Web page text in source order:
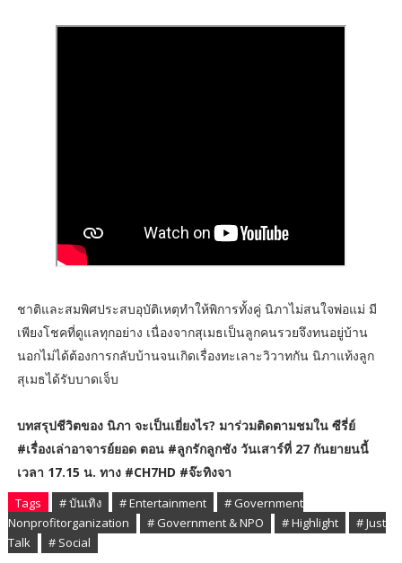
ชาติและสมพิศประสบอุบัติเหตุทำให้พิการทั้งคู่ นิภาไม่สนใจพ่อแม่ มี
เพียงโชคที่ดูแลทุกอย่าง เนื่องจากสุเมธเป็นลูกคนรวยจึงทนอยู่บ้าน
นอกไม่ได้ต้องการกลับบ้านจนเกิดเรื่องทะเลาะวิวาทกัน นิภาแท้งลูก
สุเมธได้รับบาดเจ็บ
บทสรุปชีวิตของ นิภา จะเป็นเยี่ยงไร? มาร่วมติดตามชมใน ซีรี่ย์
#เรื่องเล่าอาจารย์ยอด ตอน #ลูกรักลูกชัง วันเสาร์ที่ 27 กันยายนนี้
เวลา 17.15 น. ทาง #CH7HD #จ๊ะทิงจา
Tags # บันเทิง # Entertainment
# Government
Nonprofitorganization
# Government & NPO # Highlight
# Just
Talk
# Social